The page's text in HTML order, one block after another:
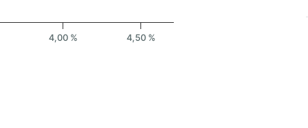
4,00 % 4,50 %